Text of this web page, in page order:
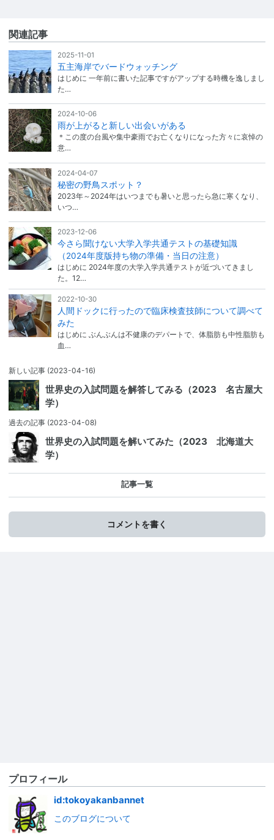
関連記事
2025-11-01
五主海岸でバードウォッチング
はじめに 一年前に書いた記事ですがアップする時機を逸しまし
た…
2024-10-06
雨が上がると新しい出会いがある
＊この度の台風や集中豪雨でお亡くなりになった方々に哀悼の
意…
2024-04-07
秘密の野鳥スポット？
2023年～2024年はいつまでも暑いと思ったら急に寒くなり、
いつ…
2023-12-06
今さら聞けない大学入学共通テストの基礎知識
（2024年度版持ち物の準備・当日の注意）
はじめに 2024年度の大学入学共通テストが近づいてきまし
た。12…
2022-10-30
人間ドックに行ったので臨床検査技師について調べて
みた
はじめに ぶんぶんは不健康のデパートで、体脂肪も中性脂肪も
血…
新しい記事 (2023-04-16)
世界史の入試問題を解答してみる（2023 名古屋大
学）
過去の記事 (2023-04-08)
世界史の入試問題を解いてみた（2023 北海道大
学）
記事一覧
コメントを書く
プロフィール
id:tokoyakanbannet
このブログについて